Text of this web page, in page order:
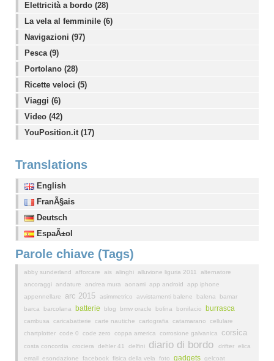
Elettricità a bordo (28)
La vela al femminile (6)
Navigazioni (97)
Pesca (9)
Portolano (28)
Ricette veloci (5)
Viaggi (6)
Video (42)
YouPosition.it (17)
Translations
English
FranÃ§ais
Deutsch
EspaÃ±ol
Parole chiave (Tags)
abby sunderland afforcare ais alinghi alluvione liguria 2011
alternatore
ancoraggi andature andrea mura aonami app android
app iphone
appennellare
arc 2015 asimmetrico avvistamenti balene balena
bamar
barca
barcolana batterie blog bmw oracle bolina bonifacio burrasca
cambusa caricabatterie carte nautiche cartografia catamarano
cellulare
chartplotter code 0 code zero coppa america corrosione galvanica corsica
costa concordia crociera dehler 41 delfini diario di bordo drifter elica
email esondazione facebook fisica della vela foto gadgets gelcoat